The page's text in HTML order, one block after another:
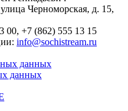
Черноморская, д. 15,
00, +7 (862) 555 13 15
info@sochistream.ru
данных
данных